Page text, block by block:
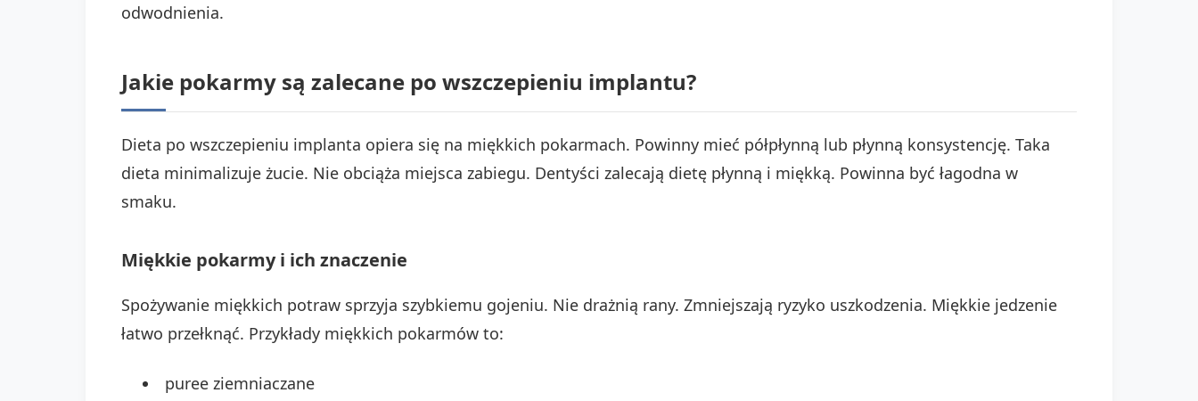
odwodnienia.
Jakie pokarmy są zalecane po wszczepieniu implantu?
Dieta po wszczepieniu implanta opiera się na miękkich pokarmach. Powinny mieć półpłynną lub płynną konsystencję. Taka
dieta minimalizuje żucie. Nie obciąża miejsca zabiegu. Dentyści zalecają dietę płynną i miękką. Powinna być łagodna w
smaku.
Miękkie pokarmy i ich znaczenie
Spożywanie miękkich potraw sprzyja szybkiemu gojeniu. Nie drażnią rany. Zmniejszają ryzyko uszkodzenia. Miękkie jedzenie
łatwo przełknąć. Przykłady miękkich pokarmów to:
puree ziemniaczane